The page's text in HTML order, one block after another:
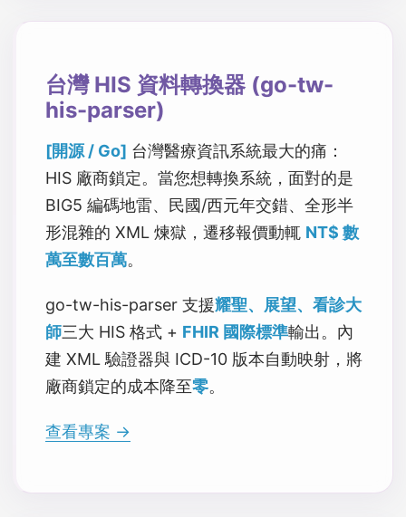
台灣 HIS 資料轉換器 (go-tw-
his-parser)
[開源 / Go] 台灣醫療資訊系統最大的痛：
HIS 廠商鎖定。當您想轉換系統，面對的是
BIG5 編碼地雷、民國/西元年交錯、全形半
形混雜的 XML 煉獄，遷移報價動輒 NT$ 數
萬至數百萬。
go-tw-his-parser 支援耀聖、展望、看診大
師三大 HIS 格式 + FHIR 國際標準輸出。內
建 XML 驗證器與 ICD-10 版本自動映射，將
廠商鎖定的成本降至零。
查看專案 →